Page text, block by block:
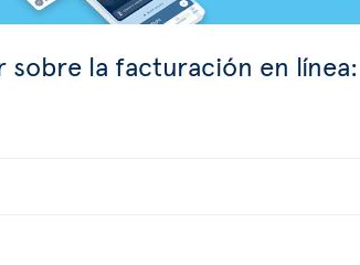
la facturación en línea: